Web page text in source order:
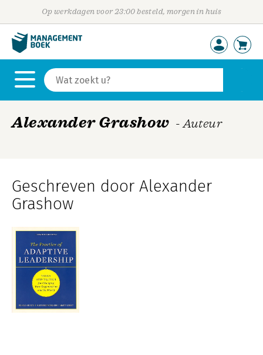
Op werkdagen voor 23:00 besteld, morgen in huis
Alexander Grashow - Auteur
Geschreven door Alexander
Grashow